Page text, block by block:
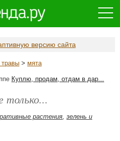
версию сайта
> мята
Куплю, продам, отдам в дар...
только...
растения, зелень и